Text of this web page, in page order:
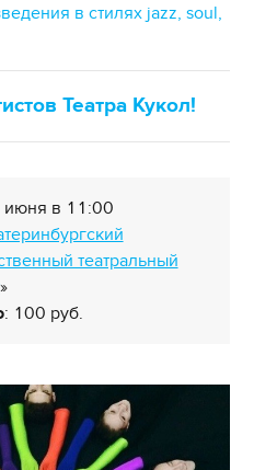
в стилях jazz, soul,
Театра Кукол!
июня в 11:00
театральный
»
: 100 руб.